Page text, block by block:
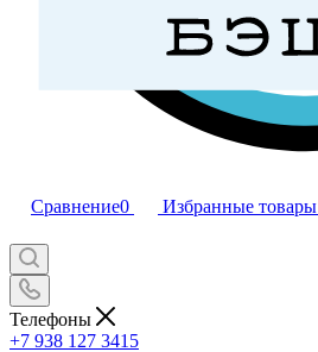
Сравнение0 Избранные товары
Телефоны
+7 938 127 3415